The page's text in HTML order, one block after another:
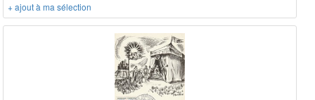
+ ajout à ma sélection